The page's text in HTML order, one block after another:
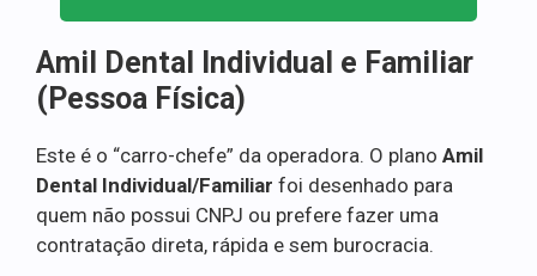
Amil Dental Individual e Familiar
(Pessoa Física)
Este é o “carro-chefe” da operadora. O plano Amil
Dental Individual/Familiar foi desenhado para
quem não possui CNPJ ou prefere fazer uma
contratação direta, rápida e sem burocracia.